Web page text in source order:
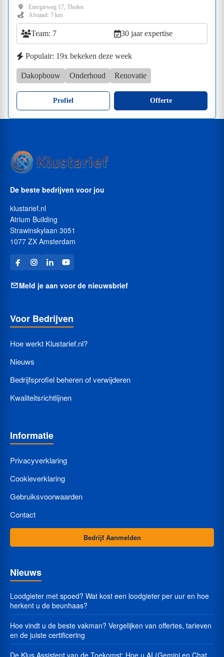
Energieweg 17, Tholen
Afstand: 7 km
Team: 7 30 jaar expertise
Populair: 19x bekeken deze week
Dakopbouw Onderhoud Renovatie
Profiel Offerte
De beste bedrijven voor jou
klustarief.nl
Atrium Building
Strawinskylaan 3051
1077 ZX Amsterdam
Meld je aan voor de nieuwsbrief
Voor Bedrijven
Hoe werkt Klustarief.nl?
Nieuws
Bedrijfsprofiel beheren of verwijderen
Kwaliteitsrichtlijnen
Informatie
Privacyverklaring
Cookieverklaring
Gebruiksvoorwaarden
Contact
Bedrijf Aanmelden
Nieuws
Loodgieter met spoed? Wat kost een loodgieter per uur en hoe
herkent u de beunhaas?
Hoe vindt u de beste vakman? Vergelijken van offertes, tarieven
en de juiste certificering